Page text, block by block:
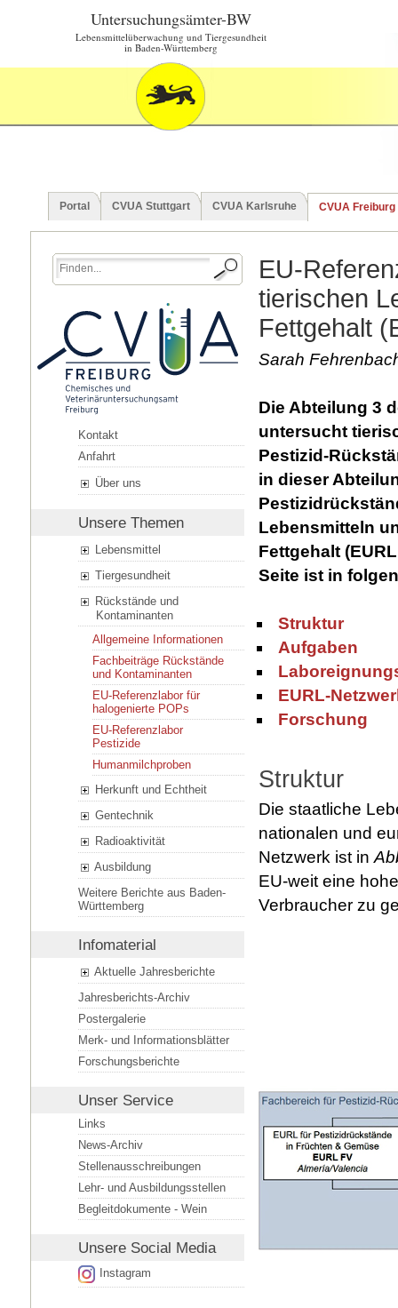
Untersuchungsämter-BW
Lebensmittelüberwachung und Tiergesundheit
in Baden-Württemberg
Portal CVUA Stuttgart CVUA Karlsruhe CVUA Freiburg
Kontakt
Anfahrt
Über uns
Unsere Themen
Lebensmittel
Tiergesundheit
Rückstände und
Kontaminanten
Allgemeine Informationen
Fachbeiträge Rückstände
und Kontaminanten
EU-Referenzlabor für
halogenierte POPs
EU-Referenzlabor
Pestizide
Humanmilchproben
Herkunft und Echtheit
Gentechnik
Radioaktivität
Ausbildung
Weitere Berichte aus Baden-
Württemberg
Infomaterial
Aktuelle Jahresberichte
Jahresberichts-Archiv
Postergalerie
Merk- und Informationsblätter
Forschungsberichte
Unser Service
Links
News-Archiv
Stellenausschreibungen
Lehr- und Ausbildungsstellen
Begleitdokumente - Wein
Unsere Social Media
Instagram
EU-
tierischen
Fettgehalt
Sarah
Die Abteilung 3
untersucht
Pestizid-
in dieser
Lebensmitteln
Fettgehalt
Seite ist in
Struktur
Aufgaben
EURL-
Forschung
Struktur
Die staatliche
nationalen und
Netzwerk ist in
EU-weit eine
Verbraucher zu